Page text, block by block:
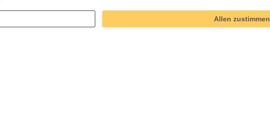
43,00 € *
Allen zustimmen